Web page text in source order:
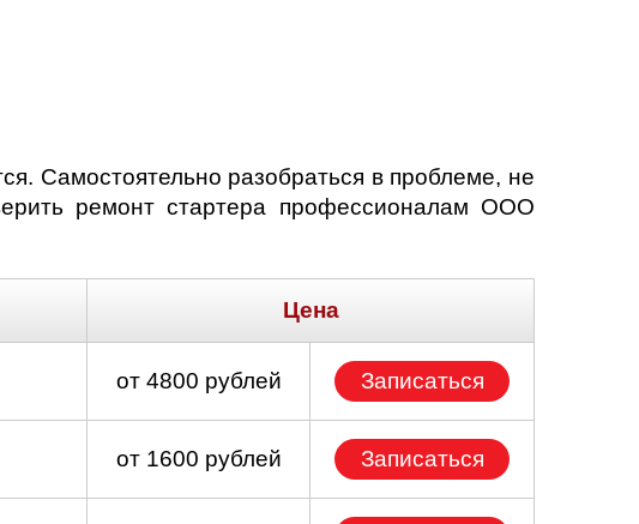
Самостоятельно разобраться в проблеме, не
ремонт стартера профессионалам ООО
Цена
от 4800 рублей Записаться
от 1600 рублей Записаться